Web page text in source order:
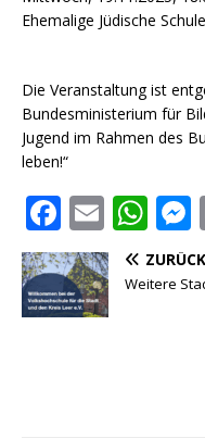
Ehemalige Jüdische
Die Veranstaltung ist
Bundesministerium für
Jugend im Rahmen des
leben!“
F
a
c
e
E
m
ai
l
W
h
at
e
ZURÜCK
Weitere